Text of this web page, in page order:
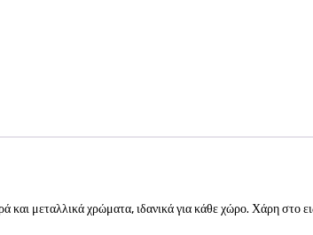
και μεταλλικά χρώματα, ιδανικά για κάθε χώρο. Χάρη στο